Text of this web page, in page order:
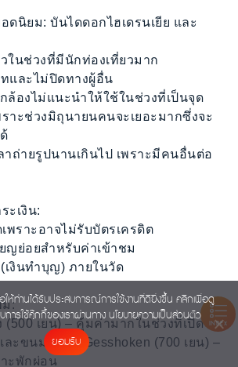
นิยม: บันไดดอกไฮเดรนเยีย และ
นช่วงที่มีนักท่องเที่ยวมาก
และไม่ปิดทางผู้อื่น
องไม่แนะนำให้ใช้ในช่วงที่เป็นจุด
าะช่วงมิถุนายนคนจะเยอะมากซึ่งจะ
ถ่ายรูปนานเกินไป เพราะมีคนอื่นต่อ
ะเงิน:
พราะอาจไม่รับบัตรเครดิต
ญย่อยสำหรับค่าเข้าชม
งินทำบุญ) ภายในวัด
ม:
เยน) – คุ้มค่ามากในช่วงที่เปิด
ะขนมที่ร้าน Gesshoken (700 เยน) –
ะพักผ่อน
INDEX
อให้ท่านได้รับประสบการณ์การใช้งานที่ดียิ่งขึ้น คลิกเพื่อดู
การใช้คุ๊กกี้ของเราผ่านทาง นโยบายความเป็นส่วนตัว
ยอมรับ